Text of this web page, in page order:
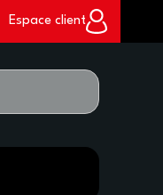
Espace client